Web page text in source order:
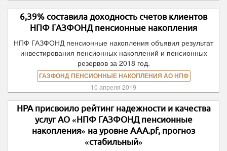
6,39% составила доходность счетов клиентов
НПФ ГАЗФОНД пенсионные накопления
НПФ ГАЗФОНД пенсионные накопления объявил результат
инвестирования пенсионных накоплений и пенсионных
резервов за 2018 год.
ГАЗФОНД ПЕНСИОННЫЕ НАКОПЛЕНИЯ АО НПФ
10 апреля 2019
НРА присвоило рейтинг надежности и качества
услуг АО «НПФ ГАЗФОНД пенсионные
накопления» на уровне ААА.pf, прогноз
«стабильный»